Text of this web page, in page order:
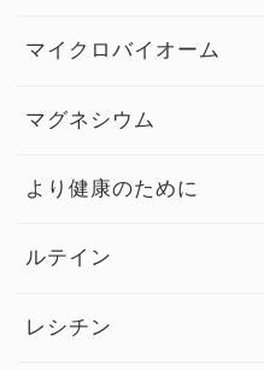
ビタミンE
マイクロバイオーム
マグネシウム
より健康のために
より健康のために トップ
ルテイン
レシチン